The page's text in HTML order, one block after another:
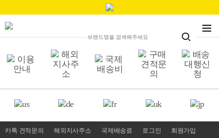
카톡 견적문의 해외지사주소 국제배송료 로그인 회원가입